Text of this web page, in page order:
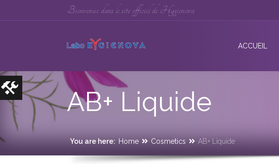
Bienvenue dans le site officiel de Hygienova
ACCUEIL
AB+ Liquide
You are here: Home Cosmetics AB+ Liquide